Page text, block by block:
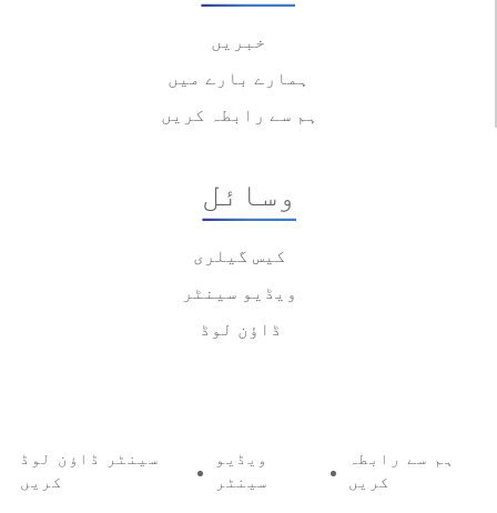
خبریں
ہمارے بارے میں
ہم سے رابطہ کریں
وسائل
کیس گیلری
ویڈیو سینٹر
ڈاؤن لوڈ
سینٹر ڈاؤن لوڈ
کریں
ویڈیو
سینٹر
ہم سے رابطہ
کریں